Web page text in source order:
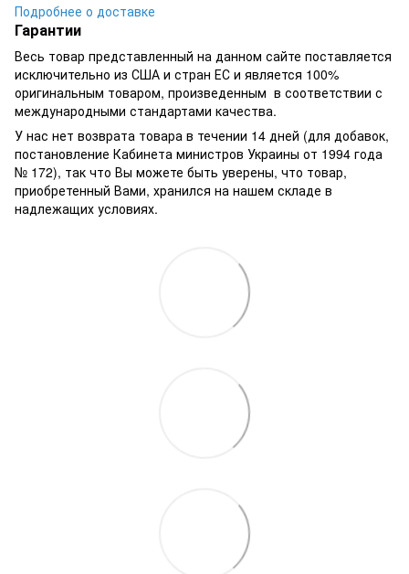
Подробнее о доставке
Гарантии
Весь товар представленный на данном сайте поставляется
исключительно из США и стран ЕС и является 100%
оригинальным товаром, произведенным в соответствии с
международными стандартами качества.
У нас нет возврата товара в течении 14 дней (для добавок,
постановление Кабинета министров Украины от 1994 года
№ 172), так что Вы можете быть уверены, что товар,
приобретенный Вами, хранился на нашем складе в
надлежащих условиях.